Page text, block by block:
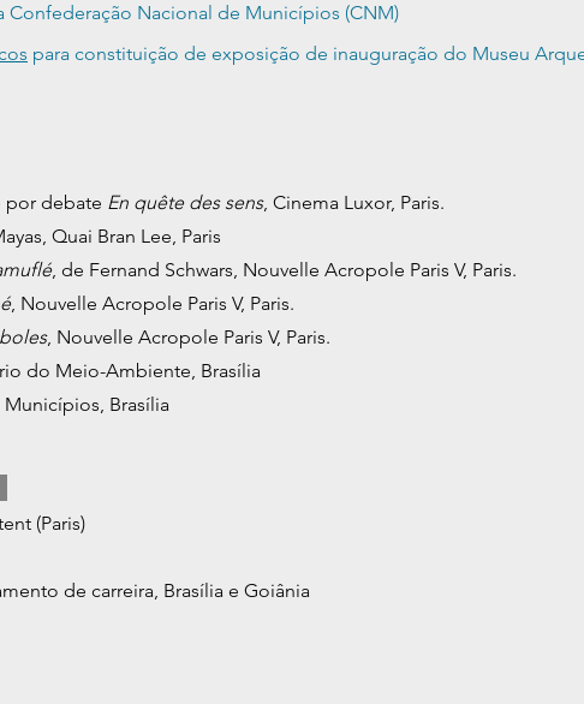
Confederação Nacional de Municípios (CNM)
para constituição de exposição de inauguração do Museu
por debate En quête des sens, Cinema Luxor, Paris.
Quai Bran Lee, Paris
, de Fernand Schwars, Nouvelle Acropole Paris V, Paris.
, Nouvelle Acropole Paris V, Paris.
, Nouvelle Acropole Paris V, Paris.
do Meio-Ambiente, Brasília
Municípios, Brasília
(Paris)
de carreira, Brasília e Goiânia